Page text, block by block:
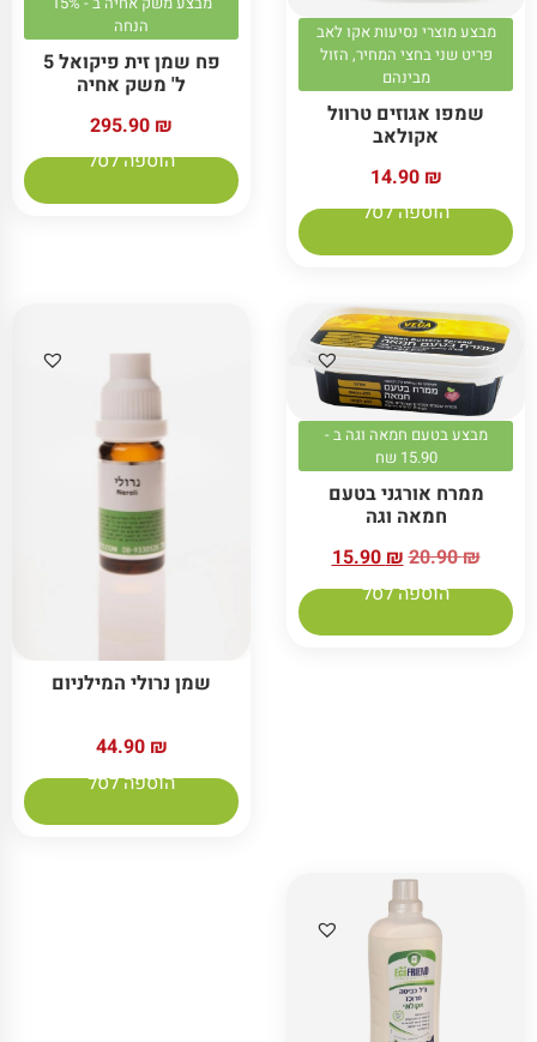
מבצע מוצרי נסיעות אקו לאב
פריט שני בחצי המחיר, הזול
מבינהם
שמפו אגוזים טרוול
אקולאב
14.90 ₪
הוספה לסל
הנחה
פח שמן זית פיקואל 5
ל' משק אחיה
295.90 ₪
הוספה לסל
מבצע בטעם חמאה וגה ב -
15.90 שח
ממרח אורגני בטעם
חמאה וגה
20.90₪
15.90₪
הוספה לסל
שמן נרולי המילניום
44.90 ₪
הוספה לסל